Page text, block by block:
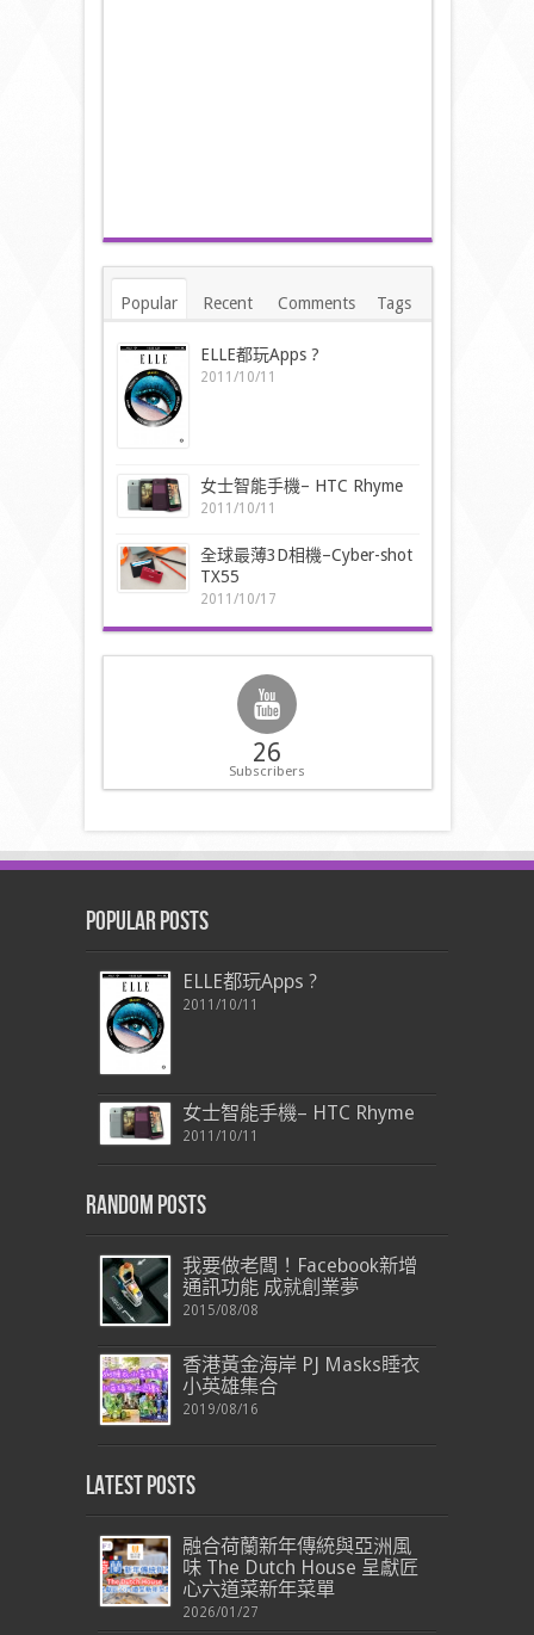
Popular Recent Comments Tags
ELLE都玩Apps ?
2011/10/11
女士智能手機– HTC Rhyme
2011/10/11
全球最薄3D相機–Cyber-shot
TX55
2011/10/17
26
Subscribers
Popular Posts
ELLE都玩Apps ?
2011/10/11
女士智能手機– HTC Rhyme
2011/10/11
Random Posts
我要做老闆！Facebook新增
通訊功能 成就創業夢
2015/08/08
香港黃金海岸 PJ Masks睡衣
小英雄集合
2019/08/16
Latest Posts
融合荷蘭新年傳統與亞洲風
味 The Dutch House 呈獻匠
心六道菜新年菜單
2026/01/27